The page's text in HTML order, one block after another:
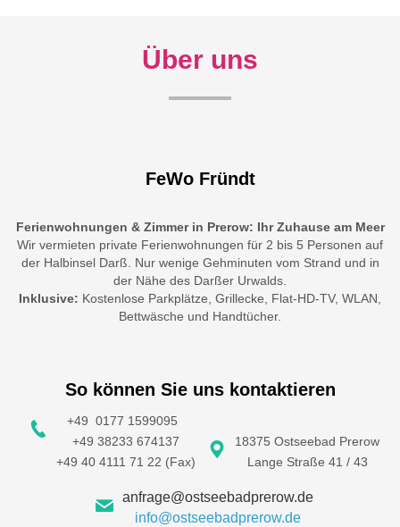
Über uns
FeWo Fründt
Ferienwohnungen & Zimmer in Prerow: Ihr Zuhause am Meer
Wir vermieten private Ferienwohnungen für 2 bis 5 Personen auf
der Halbinsel Darß. Nur wenige Gehminuten vom Strand und in
der Nähe des Darßer Urwalds.
Inklusive: Kostenlose Parkplätze, Grillecke, Flat-HD-TV, WLAN,
Bettwäsche und Handtücher.
So können Sie uns kontaktieren
+49 0177 1599095
+49 38233 674137
+49 40 4111 71 22 (Fax)
18375 Ostseebad Prerow
Lange Straße 41 / 43
anfrage@ostseebadprerow.de
info@ostseebadprerow.de